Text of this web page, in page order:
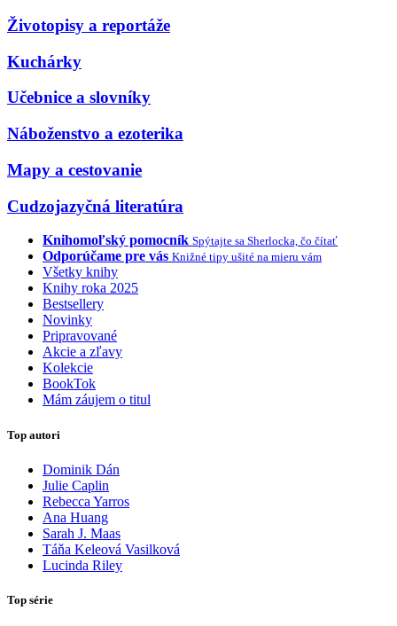
Životopisy a reportáže
Kuchárky
Učebnice a slovníky
Náboženstvo a ezoterika
Mapy a cestovanie
Cudzojazyčná literatúra
Knihomoľský pomocník Spýtajte sa Sherlocka, čo čítať
Odporúčame pre vás Knižné tipy ušité na mieru vám
Všetky knihy
Knihy roka 2025
Bestsellery
Novinky
Pripravované
Akcie a zľavy
Kolekcie
BookTok
Mám záujem o titul
Top autori
Dominik Dán
Julie Caplin
Rebecca Yarros
Ana Huang
Sarah J. Maas
Táňa Keleová Vasilková
Lucinda Riley
Top série